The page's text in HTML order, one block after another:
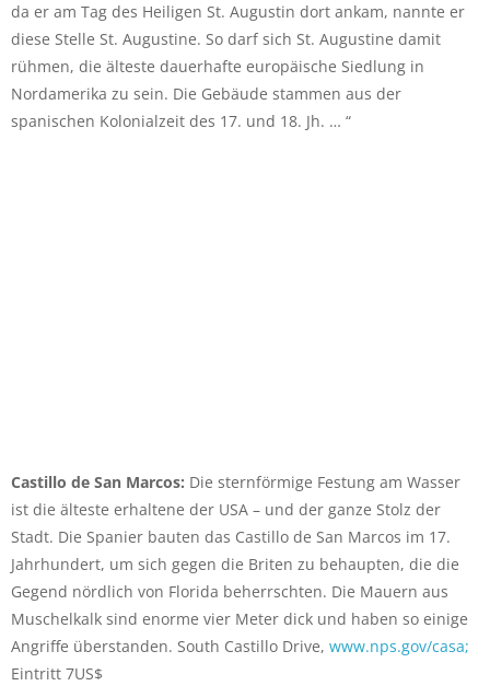
da er am Tag des Heiligen St. Augustin dort ankam, nannte er
diese Stelle St. Augustine. So darf sich St. Augustine damit
rühmen, die älteste dauerhafte europäische Siedlung in
Nordamerika zu sein. Die Gebäude stammen aus der
spanischen Kolonialzeit des 17. und 18. Jh. … “
Castillo de San Marcos: Die sternförmige Festung am Wasser
ist die älteste erhaltene der USA – und der ganze Stolz der
Stadt. Die Spanier bauten das Castillo de San Marcos im 17.
Jahrhundert, um sich gegen die Briten zu behaupten, die die
Gegend nördlich von Florida beherrschten. Die Mauern aus
Muschelkalk sind enorme vier Meter dick und haben so einige
Angriffe überstanden. South Castillo Drive, www.nps.gov/casa;
Eintritt 7US$